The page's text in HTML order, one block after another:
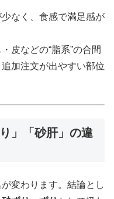
なく、食感で満足感が
皮などの“脂系”の合間
加注文が出やすい部位
」「砂肝」の違
変わります。結論とし